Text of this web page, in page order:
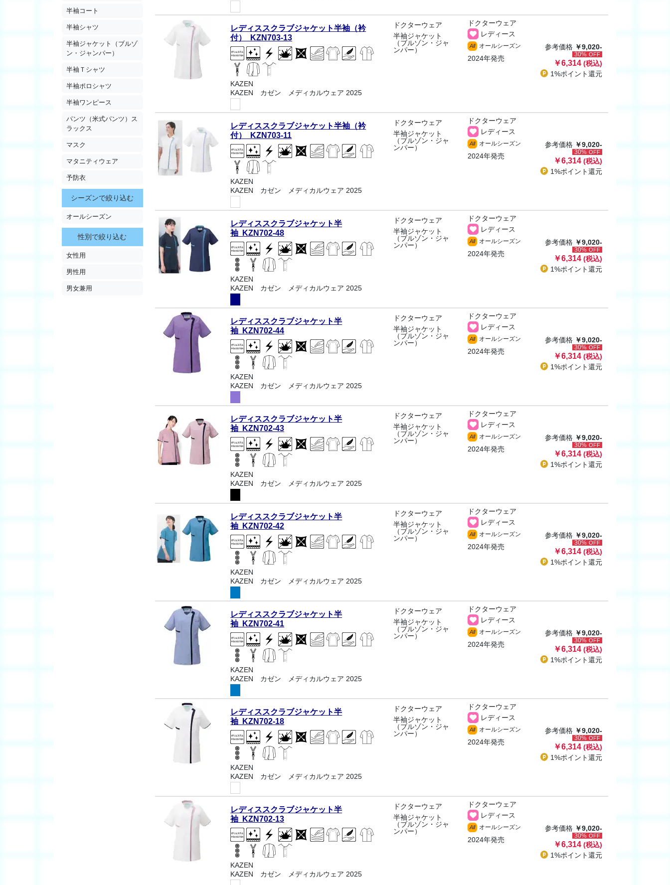
半袖コート
半袖シャツ
半袖ジャケット（ブルゾ
ン・ジャンパー）
半袖Ｔシャツ
半袖ポロシャツ
半袖ワンピース
パンツ（米式パンツ）ス
ラックス
マスク
マタニティウェア
予防衣
シーズンで絞り込む
オールシーズン
性別で絞り込む
女性用
男性用
男女兼用
レディススクラブジャケット半袖（衿
付） KZN703-13
KAZEN
KAZEN カゼン メディカルウェア 2025
ドクターウェア
半袖ジャケット
（ブルゾン・ジャ
ンパー）
ドクターウェア
レディース
All オールシーズン
2024年発売
参考価格 ￥9,020-
30% OFF
￥6,314 (税込)
1%ポイント還元
レディススクラブジャケット半袖（衿
付） KZN703-11
KAZEN
KAZEN カゼン メディカルウェア 2025
ドクターウェア
半袖ジャケット
（ブルゾン・ジャ
ンパー）
ドクターウェア
レディース
All オールシーズン
2024年発売
参考価格 ￥9,020-
30% OFF
￥6,314 (税込)
1%ポイント還元
レディススクラブジャケット半
袖 KZN702-48
KAZEN
KAZEN カゼン メディカルウェア 2025
ドクターウェア
半袖ジャケット
（ブルゾン・ジャ
ンパー）
ドクターウェア
レディース
All オールシーズン
2024年発売
参考価格 ￥9,020-
30% OFF
￥6,314 (税込)
1%ポイント還元
レディススクラブジャケット半
袖 KZN702-44
KAZEN
KAZEN カゼン メディカルウェア 2025
ドクターウェア
半袖ジャケット
（ブルゾン・ジャ
ンパー）
ドクターウェア
レディース
All オールシーズン
2024年発売
参考価格 ￥9,020-
30% OFF
￥6,314 (税込)
1%ポイント還元
レディススクラブジャケット半
袖 KZN702-43
KAZEN
KAZEN カゼン メディカルウェア 2025
ドクターウェア
半袖ジャケット
（ブルゾン・ジャ
ンパー）
ドクターウェア
レディース
All オールシーズン
2024年発売
参考価格 ￥9,020-
30% OFF
￥6,314 (税込)
1%ポイント還元
レディススクラブジャケット半
袖 KZN702-42
KAZEN
KAZEN カゼン メディカルウェア 2025
ドクターウェア
半袖ジャケット
（ブルゾン・ジャ
ンパー）
ドクターウェア
レディース
All オールシーズン
2024年発売
参考価格 ￥9,020-
30% OFF
￥6,314 (税込)
1%ポイント還元
レディススクラブジャケット半
袖 KZN702-41
KAZEN
KAZEN カゼン メディカルウェア 2025
ドクターウェア
半袖ジャケット
（ブルゾン・ジャ
ンパー）
ドクターウェア
レディース
All オールシーズン
2024年発売
参考価格 ￥9,020-
30% OFF
￥6,314 (税込)
1%ポイント還元
レディススクラブジャケット半
袖 KZN702-18
KAZEN
KAZEN カゼン メディカルウェア 2025
ドクターウェア
半袖ジャケット
（ブルゾン・ジャ
ンパー）
ドクターウェア
レディース
All オールシーズン
2024年発売
参考価格 ￥9,020-
30% OFF
￥6,314 (税込)
1%ポイント還元
レディススクラブジャケット半
袖 KZN702-13
KAZEN
KAZEN カゼン メディカルウェア 2025
ドクターウェア
半袖ジャケット
（ブルゾン・ジャ
ンパー）
ドクターウェア
レディース
All オールシーズン
2024年発売
参考価格 ￥9,020-
30% OFF
￥6,314 (税込)
1%ポイント還元